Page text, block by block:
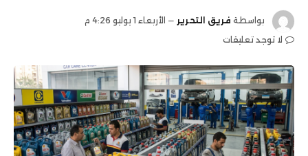
بواسطة فريق التحرير
الأربعاء 1 يوليو 4:26 م
لا توجد تعليقات